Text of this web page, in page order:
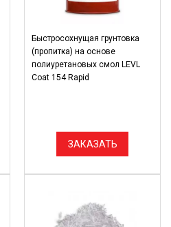
Быстросохнущая грунтовка
(пропитка) на основе
полиуретановых смол LEVL
Coat 154 Rapid
ЗАКАЗАТЬ